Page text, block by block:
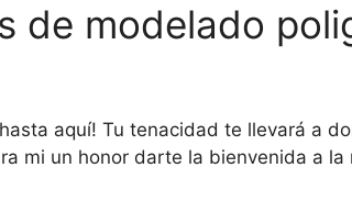
de modelado
aquí! Tu tenacidad te llevará a
mi un honor darte la bienvenida a